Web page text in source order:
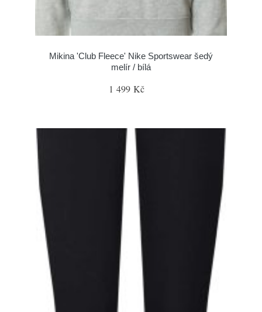
Mikina 'Club Fleece' Nike Sportswear šedý
melír / bílá
1 499 Kč